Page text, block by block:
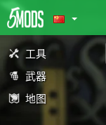
工具
武器
地图